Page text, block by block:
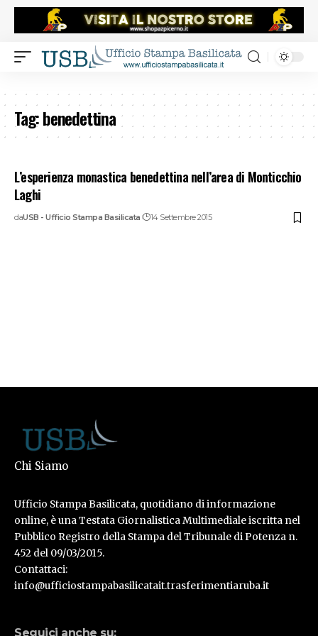
Tag:benedettina
L’esperienza monastica benedettina nell’area di Monticchio
Laghi
daUSB - Ufficio Stampa Basilicata 14 Settembre 2015
Chi Siamo
Ufficio Stampa Basilicata, quotidiano di informazione
online, è una Testata Giornalistica Multimediale iscritta nel
Pubblico Registro della Stampa del Tribunale di Potenza n.
452 del 09/03/2015.
Contattaci:
info@ufficiostampabasilicatait.trasferimentiaruba.it
Seguici anche su: